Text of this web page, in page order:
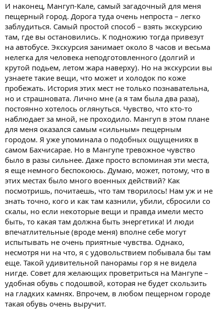
И наконец, Мангуп-Кале, самый загадочный для меня
пещерный город. Дорога туда очень непроста – легко
заблудиться. Самый простой способ – взять экскурсию
там, где вы остановились. К подножию тогда привезут
на автобусе. Экскурсия занимает около 8 часов и весьма
нелегка для человека неподготовленного (долгий и
крутой подьем, летом жара наверху). Но на экскурсии вы
узнаете такие вещи, что может и холодок по коже
пробежать. История этих мест не только познавательна,
но и страшновата. Лично мне (а я там была два раза),
постоянно хотелось оглянуться. Чувство, что кто-то
наблюдает за мной, не проходило. Мангуп в этом плане
для меня оказался самым «сильным» пещерным
городом. Я уже упоминала о подобных ощущениях в
самом Бахчисарае. Но в Мангупе тревожное чувство
было в разы сильнее. Даже просто вспоминая эти места,
я еще немного беспокоюсь. Думаю, может, потому, что в
этих местах было много военных действий? Как
посмотришь, почитаешь, что там творилось! Нам уж и не
знать точно, кого и как там казнили, убили, сбросили со
скалы, но если некоторые вещи и правда имели место
быть, то какая там должна быть энергетика! И люди
впечатлительные (вроде меня) вполне себе могут
испытывать не очень приятные чувства. Однако,
несмотря ни на что, я с удовольствием побывала бы там
еще. Такой удивительной панорамы гор я не видела
нигде. Совет для желающих проветриться на Мангупе –
удобная обувь с подошвой, которая не будет скользить
на гладких камнях. Впрочем, в любом пещерном городе
такая обувь очень выручит.